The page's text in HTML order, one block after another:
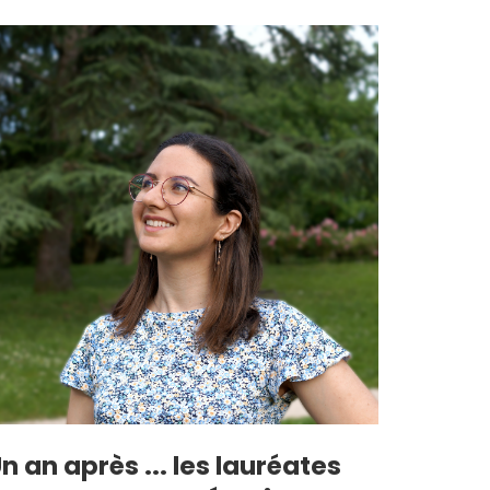
an après ... les lauréates